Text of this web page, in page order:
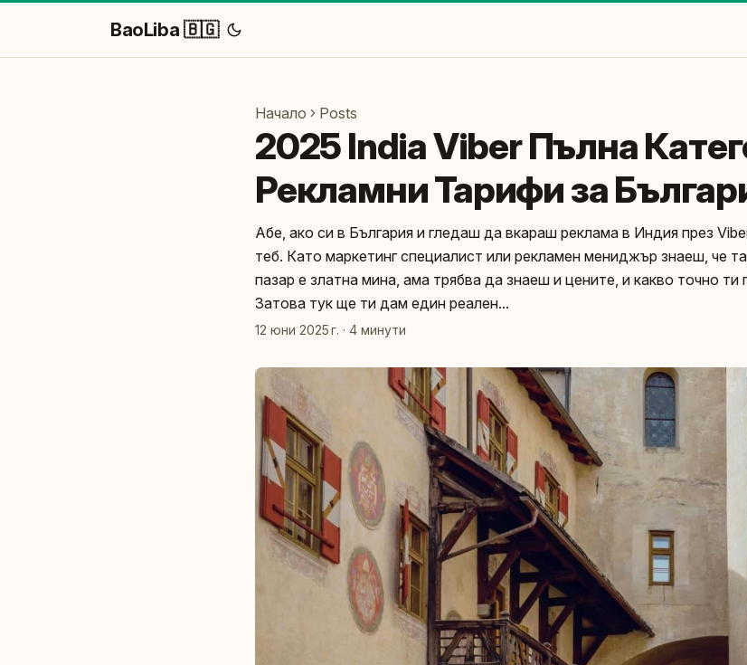
BaoLiba 🇧🇬
Начало Posts
2025 India Viber Пълна
Рекламни Тарифи за
Абе, ако си в България и гледаш да вкараш реклама в Индия през
теб. Като маркетинг специалист или рекламен мениджър знаеш, че
пазар е златна мина, ама трябва да знаеш и цените, и какво точно ти
Затова тук ще ти дам един реален...
12 юни 2025 г. · 4 минути